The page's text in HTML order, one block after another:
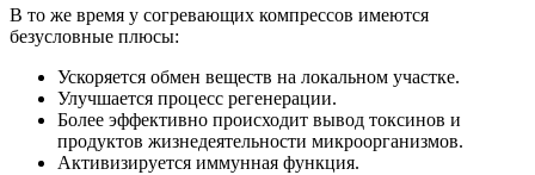
В то же время у согревающих компрессов имеются
безусловные плюсы:
Ускоряется обмен веществ на локальном участке.
Улучшается процесс регенерации.
Более эффективно происходит вывод токсинов и
продуктов жизнедеятельности микроорганизмов.
Активизируется иммунная функция.